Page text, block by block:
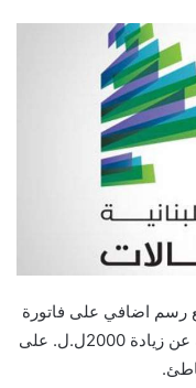
رسم اضافي على فاتورة
الهاتف​، بعدما أفادت بعض ​الأخبار​ الصحفية عن زيادة 2000ل.ل. على